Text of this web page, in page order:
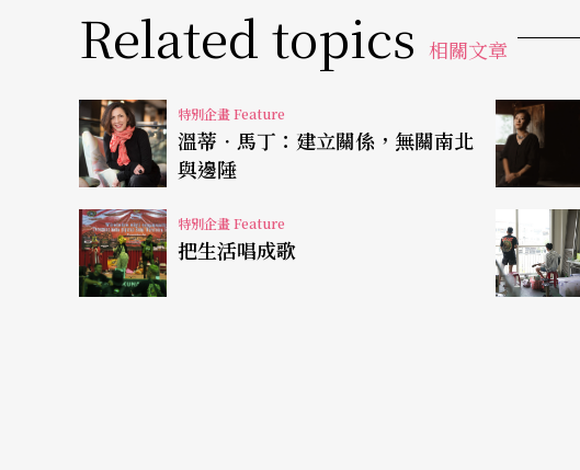
就算不是「全球南方」，台灣藝術往往也熱中於模仿西
而，南方國家之間的交流並非只因「全球南方」，早在
工來到台灣，也帶來家鄉的文化，自發性地組織舞蹈聚會
早以前就返台定居的「華僑」；即使落地生根了，仍不忘
深刻的，莫過於她參與觀察印尼移工組成的
Uters舞團，
管並非受到當代藝術青睞的主題，甚至稱不上專業舞團
特定社群」一樣，她觀察到：「宮廷舞蹈與民間舞蹈之間
Related topics 相關文章
特別企畫 Feature
溫蒂．馬丁：建立關係，無關南北
與邊陲
特別企畫 Feature
把生活唱成歌